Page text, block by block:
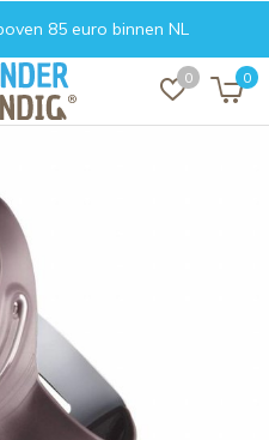
0 0
Achteraf betalen.